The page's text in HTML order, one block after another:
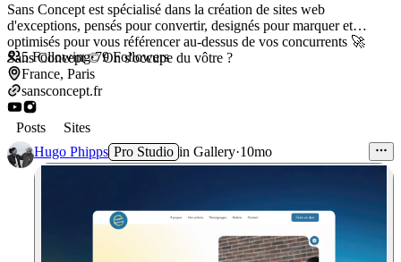
Sans Concept est spécialisé dans la création de sites web
d'exceptions, pensés pour convertir, designés pour marquer et
optimisés pour vous référencer au-dessus de vos concurrents 🚀
Sans Concept ©️ On s'occupe du vôtre ?
5Following·79 Followers
France, Paris
sansconcept.fr
Posts
Sites
Hugo Phipps Pro Studio in Gallery·10mo